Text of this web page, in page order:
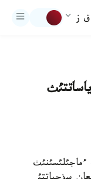
ق ز
ءماجئلئسئنئث